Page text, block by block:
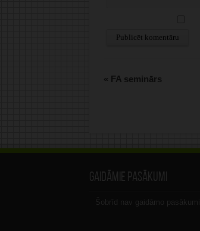
« FA seminārs
Gaidāmie pasākumi
Šobrīd nav gaidāmo pasākumi.